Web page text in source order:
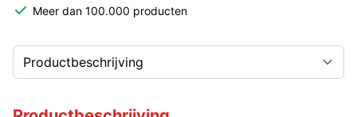
Meer dan 100.000 producten